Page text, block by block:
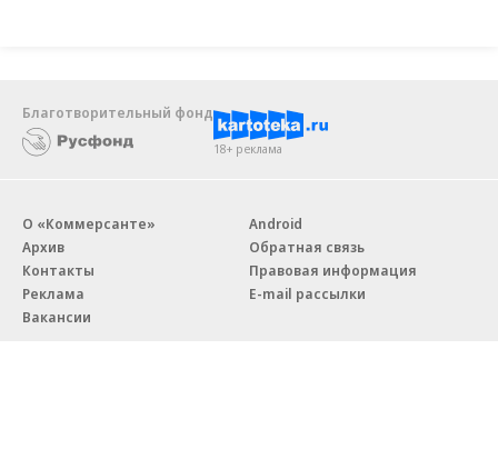
Благотворительный фонд
18+ реклама
О «Коммерсанте»
Архив
Контакты
Реклама
Вакансии
Android
Обратная связь
Правовая информация
E-mail рассылки